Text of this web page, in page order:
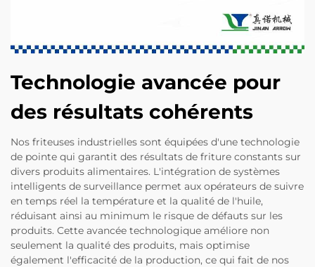
Technologie avancée pour
des résultats cohérents
Nos friteuses industrielles sont équipées d'une technologie
de pointe qui garantit des résultats de friture constants sur
divers produits alimentaires. L'intégration de systèmes
intelligents de surveillance permet aux opérateurs de suivre
en temps réel la température et la qualité de l'huile,
réduisant ainsi au minimum le risque de défauts sur les
produits. Cette avancée technologique améliore non
seulement la qualité des produits, mais optimise
également l'efficacité de la production, ce qui fait de nos